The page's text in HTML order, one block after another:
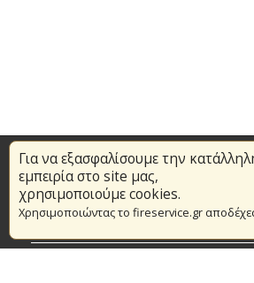
Για να εξασφαλίσουμε την
εμπειρία στο site μας,
χρησιμοποιούμε cookies.
Χρησιμοποιώντας το fireservice.gr
Επικαιρότητα
Το Πυροσβεστικό Σώμα